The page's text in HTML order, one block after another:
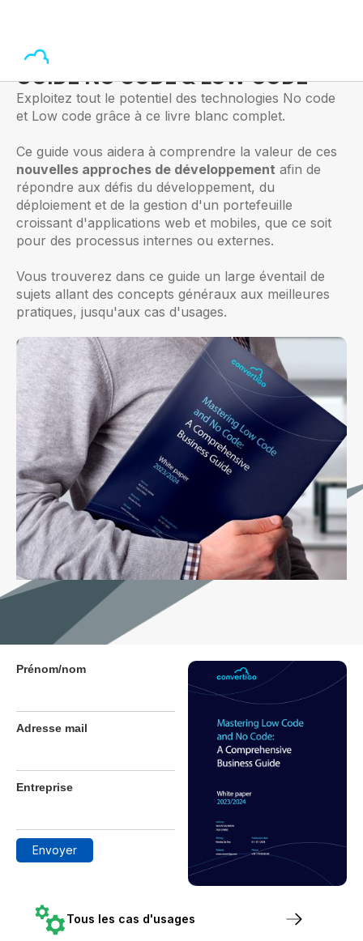
GUIDE NO CODE & LOW CODE
Exploitez tout le potentiel des technologies No code
et Low code grâce à ce livre blanc complet.
Ce guide vous aidera à comprendre la valeur de ces
nouvelles approches de développement afin de
répondre aux défis du développement, du
déploiement et de la gestion d'un portefeuille
croissant d'applications web et mobiles, que ce soit
pour des processus internes ou externes.
Vous trouverez dans ce guide un large éventail de
sujets allant des concepts généraux aux meilleures
pratiques, jusqu'aux cas d'usages.
Prénom/nom
Adresse mail
Entreprise
Tous les cas d'usages